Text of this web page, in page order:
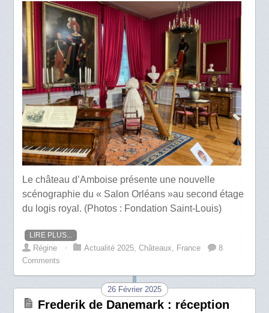
Le château d’Amboise présente une nouvelle
scénographie du « Salon Orléans »au second étage
du logis royal. (Photos : Fondation Saint-Louis)
LIRE PLUS...
Régine ⋅ Actualité 2025,Châteaux, France
8
Comments
26 Février 2025
Frederik de Danemark : réception